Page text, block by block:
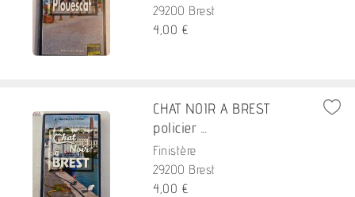
29200 Brest
4,00 €
CHAT NOIR A BREST
policier ...
Finistère
29200 Brest
4,00 €